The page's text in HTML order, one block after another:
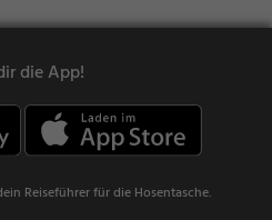
die App!
Reiseführer für die Hosentasche.